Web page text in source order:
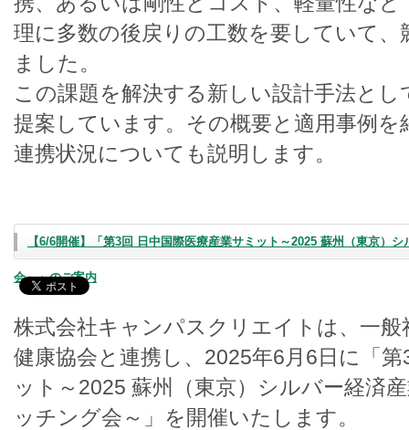
理に多数の後戻りの工数を要していて
ました。
この課題を解決する新しい設計手法と
提案しています。その概要と適用事例
連携状況についても説明します。
【6/6開催】「第3回 日中国際医療産業サミット～2025 蘇州（東京）
会～」のご案内
株式会社キャンパスクリエイトは、一
健康協会と連携し、2025年6月6日に「
ット～2025 蘇州（東京）シルバー経済
ッチング会～」を開催いたします。